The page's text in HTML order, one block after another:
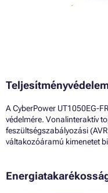
A CyberPower UT1050EG-
védelmére. Vonalinteraktív
feszültségszabályozási
váltakozóáramú kimenetet